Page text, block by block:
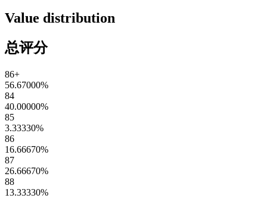
Value distribution
总评分
86+
56.67000%
84
40.00000%
85
3.33330%
86
16.66670%
87
26.66670%
88
13.33330%